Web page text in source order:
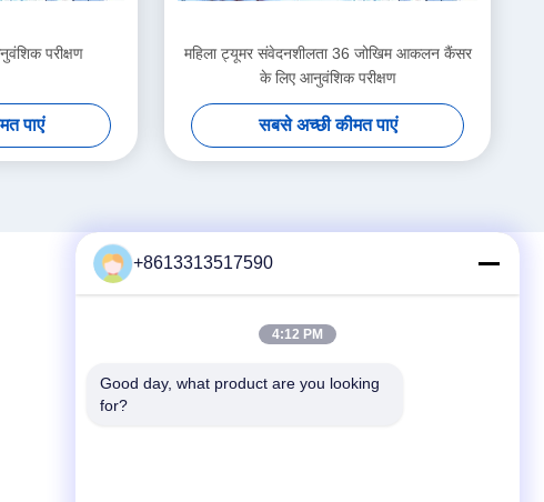
परीक्षण
पाएं
महिला ट्यूमर संवेदनशीलता 36 जोखिम आकलन कैंसर
के लिए आनुवंशिक परीक्षण
सबसे अच्छी कीमत पाएं
टेलीफोन
+8613313517590
4:12 PM
Good day, what product are you looking
for?